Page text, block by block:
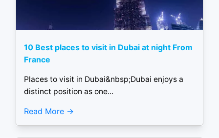
10 Best places to visit in Dubai at night From
France
Places to visit in Dubai&nbsp;Dubai enjoys a
distinct position as one...
Read More